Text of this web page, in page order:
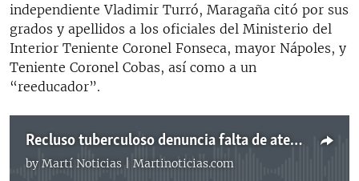
independiente Vladimir Turró, Maragaña citó por sus
grados y apellidos a los oficiales del Ministerio del
Interior Teniente Coronel Fonseca, mayor Nápoles, y
Teniente Coronel Cobas, así como a un
“reeducador”.
Recluso tuberculoso denuncia falta de atención médica en prisión 1580
by Martí Noticias | Martinoticias.com
No media source currently available